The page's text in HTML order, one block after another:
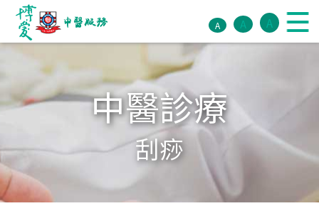
A A A
中醫診療
刮痧